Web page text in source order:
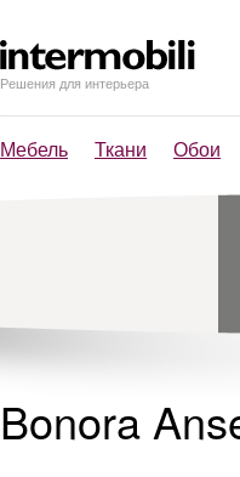
Решения для интерьера
Мебель Ткани Обои
Bonora